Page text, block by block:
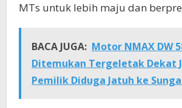
MTs untuk lebih maju dan
BACA JUGA: Motor NMAX DW
Ditemukan Tergeletak Dekat
Pemilik Diduga Jatuh ke